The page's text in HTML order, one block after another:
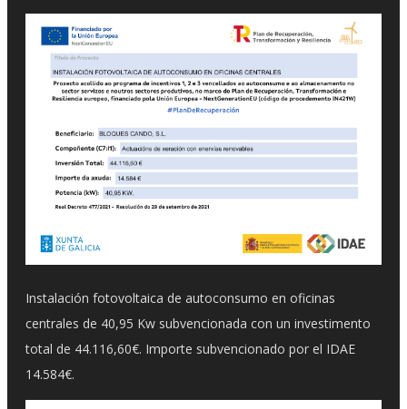
Instalación fotovoltaica de autoconsumo en oficinas
centrales de 40,95 Kw subvencionada con un investimento
total de 44.116,60€. Importe subvencionado por el IDAE
14.584€.